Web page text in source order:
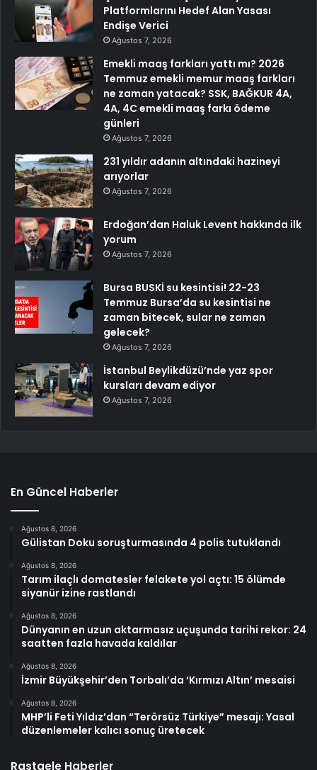
Platformlarını Hedef Alan Yasası
Endişe Verici
Ağustos 7, 2026
Emekli maaş farkları yattı mı? 2026
Temmuz emekli memur maaş farkları
ne zaman yatacak? SSK, BAĞKUR 4A,
4A, 4C emekli maaş farkı ödeme
günleri
Ağustos 7, 2026
231 yıldır adanın altındaki hazineyi
arıyorlar
Ağustos 7, 2026
Erdoğan’dan Haluk Levent hakkında ilk
yorum
Ağustos 7, 2026
Bursa BUSKİ su kesintisi! 22-23
Temmuz Bursa’da su kesintisi ne
zaman bitecek, sular ne zaman
gelecek?
Ağustos 7, 2026
İstanbul Beylikdüzü’nde yaz spor
kursları devam ediyor
Ağustos 7, 2026
En Güncel Haberler
Ağustos 8, 2026
Gülistan Doku soruşturmasında 4 polis tutuklandı
Ağustos 8, 2026
Tarım ilaçlı domatesler felakete yol açtı: 15 ölümde
siyanür izine rastlandı
Ağustos 8, 2026
Dünyanın en uzun aktarmasız uçuşunda tarihi rekor: 24
saatten fazla havada kaldılar
Ağustos 8, 2026
İzmir Büyükşehir’den Torbalı’da ‘Kırmızı Altın’ mesaisi
Ağustos 8, 2026
MHP’li Feti Yıldız’dan “Terörsüz Türkiye” mesajı: Yasal
düzenlemeler kalıcı sonuç üretecek
Rastgele Haberler